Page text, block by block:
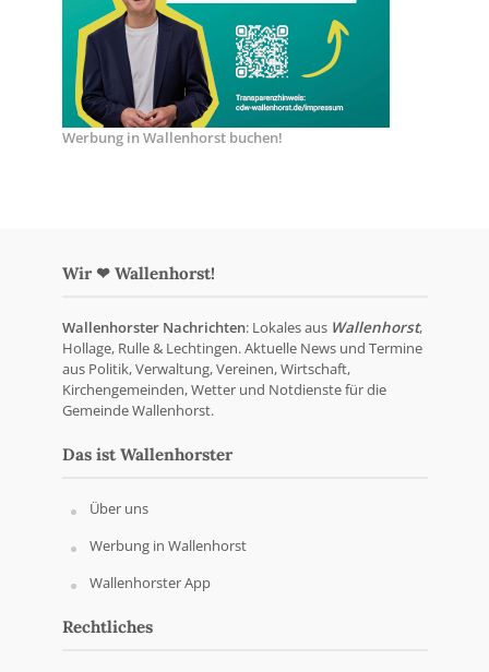
Werbung in Wallenhorst buchen!
Wir ❤ Wallenhorst!
Wallenhorster Nachrichten: Lokales aus Wallenhorst,
Hollage, Rulle & Lechtingen. Aktuelle News und Termine
aus Politik, Verwaltung, Vereinen, Wirtschaft,
Kirchengemeinden, Wetter und Notdienste für die
Gemeinde Wallenhorst.
Das ist Wallenhorster
Über uns
Werbung in Wallenhorst
Wallenhorster App
Rechtliches